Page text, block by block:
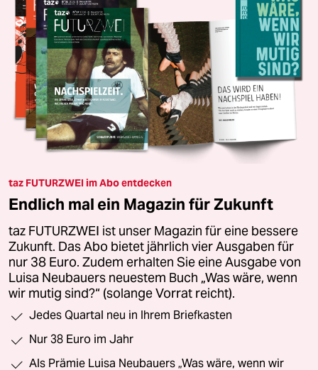
taz FUTURZWEI im Abo entdecken
Endlich mal ein Magazin für Zukunft
taz FUTURZWEI ist unser Magazin für eine bessere
Zukunft. Das Abo bietet jährlich vier Ausgaben für
nur 38 Euro. Zudem erhalten Sie eine Ausgabe von
Luisa Neubauers neuestem Buch „Was wäre, wenn
wir mutig sind?“ (solange Vorrat reicht).
Jedes Quartal neu in Ihrem Briefkasten
Nur 38 Euro im Jahr
Als Prämie Luisa Neubauers „Was wäre, wenn wir